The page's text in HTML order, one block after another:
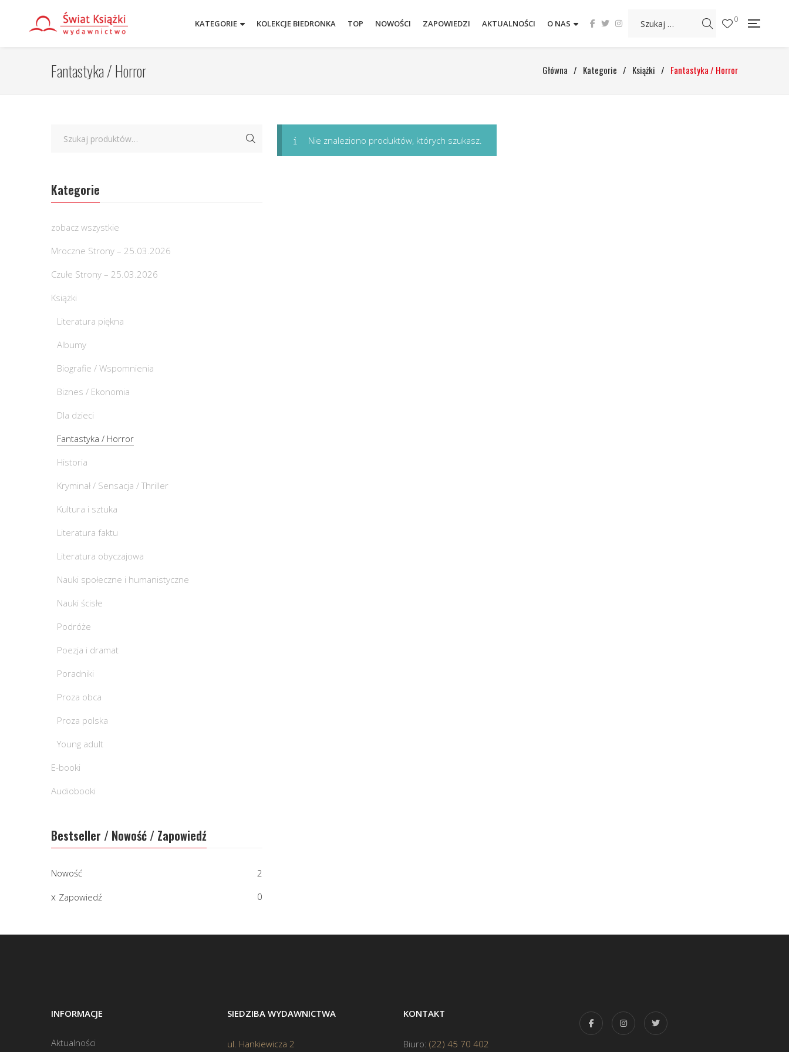
KATEGORIE KOLEKCJE BIEDRONKA TOP NOWOŚCI ZAPOWIEDZI AKTUALNOŚCI O NAS 0
Fantastyka / Horror Główna / Kategorie / Książki / Fantastyka / Horror
Nie znaleziono produktów, których szukasz.
Kategorie
zobacz wszystkie
Mroczne Strony – 25.03.2026
Czułe Strony – 25.03.2026
Książki
Literatura piękna
Albumy
Biografie / Wspomnienia
Biznes / Ekonomia
Dla dzieci
Fantastyka / Horror
Historia
Kryminał / Sensacja / Thriller
Kultura i sztuka
Literatura faktu
Literatura obyczajowa
Nauki społeczne i humanistyczne
Nauki ścisłe
Podróże
Poezja i dramat
Poradniki
Proza obca
Proza polska
Young adult
E-booki
Audiobooki
Bestseller / Nowość / Zapowiedź
Nowość 2
Zapowiedź 0
INFORMACJE
Aktualności
SIEDZIBA WYDAWNICTWA
ul. Hankiewicza 2
KONTAKT
Biuro: (22) 45 70 402